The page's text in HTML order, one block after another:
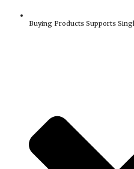
Buying Products Supports